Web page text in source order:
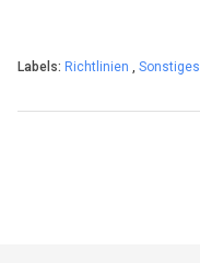
Labels: Richtlinien , Sonstiges